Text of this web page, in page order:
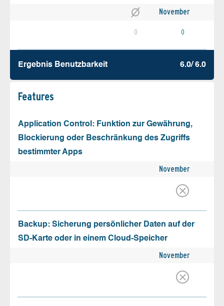
November
0 0
Ergebnis Benutz­barkeit 6.0/ 6.0
Features
Application Control: Funktion zur Gewährung,
Blockierung oder Beschränkung des Zugriffs
bestimmter Apps
November
Backup: Sicherung persönlicher Daten auf der
SD-Karte oder in einem Cloud-Speicher
November